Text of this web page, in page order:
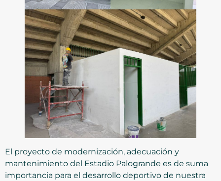
El proyecto de modernización, adecuación y
mantenimiento del Estadio Palogrande es de suma
importancia para el desarrollo deportivo de nuestra